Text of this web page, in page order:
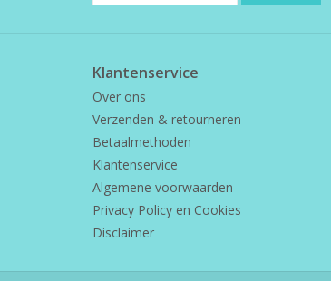
Klantenservice
Over ons
Verzenden & retourneren
Betaalmethoden
Klantenservice
Algemene voorwaarden
Privacy Policy en Cookies
Disclaimer